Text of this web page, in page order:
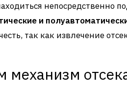
непосредственно
и
так как извлечение
механизм